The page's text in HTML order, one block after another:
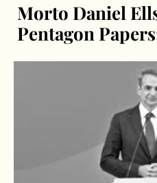
Morto Daniel
Pentagon